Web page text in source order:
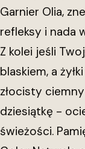
Garnier Olia,
refleksy i nada
Z kolei jeśli
blaskiem, a
złocisty
dziesiątkę -
świeżości.